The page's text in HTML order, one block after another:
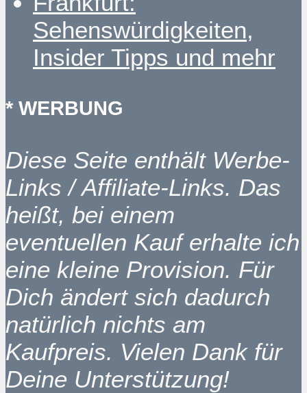
Sehenswürdigkeiten,
Insider Tipps und mehr
* WERBUNG
Diese Seite enthält Werbe-
Links / Affiliate-Links. Das
heißt, bei einem
eventuellen Kauf erhalte ich
eine kleine Provision. Für
Dich ändert sich dadurch
natürlich nichts am
Kaufpreis. Vielen Dank für
Deine Unterstützung!